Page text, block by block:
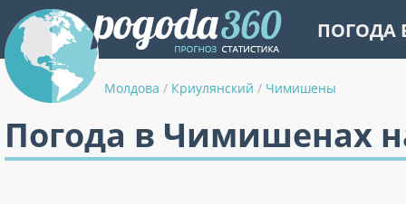
ПОГОДА
Молдова / Криулянский / Чимишены
Погода в Чимишенах